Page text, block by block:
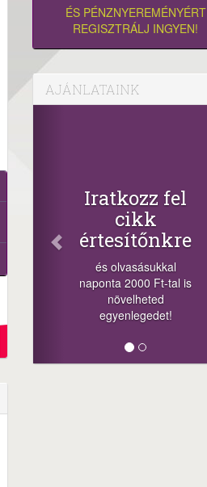
ÉS PÉNZNYEREMÉNYÉRT
REGISZTRÁLJ INGYEN!
AJÁNLATAINK
Iratkozz fel
cikk
értesítőnkre
és olvasásukkal
naponta 2000 Ft-tal is
növelheted
egyenlegedet!